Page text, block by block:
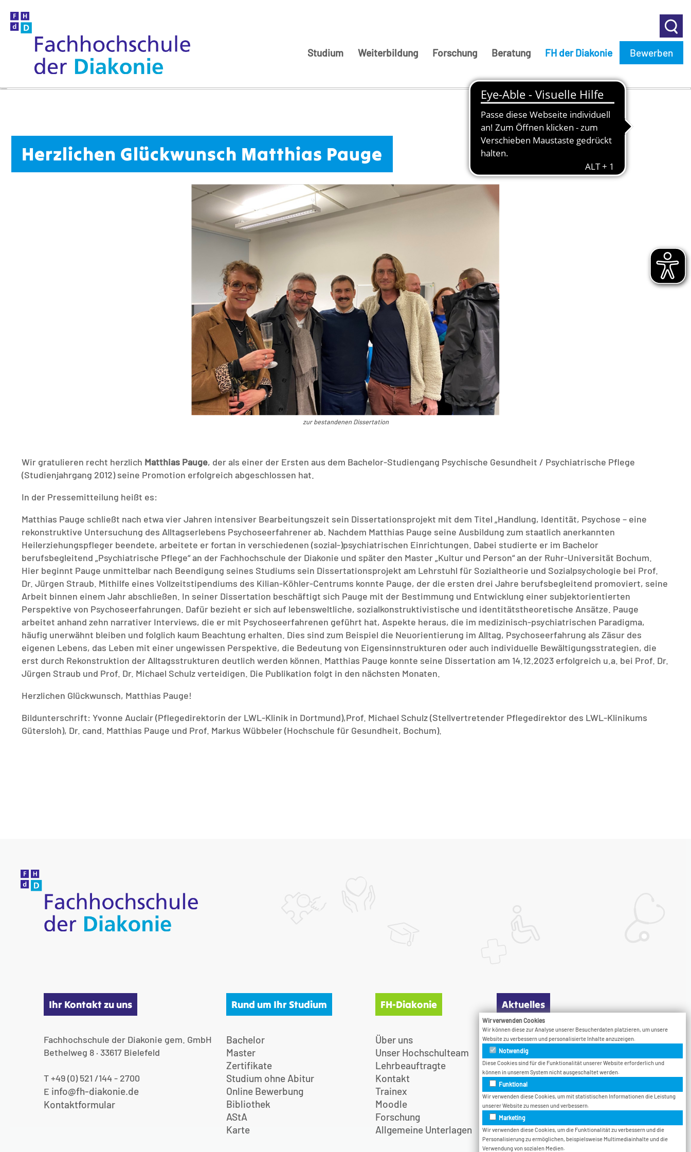
Studium Weiterbildung Forschung Beratung FH der Diakonie Bewerben
Herzlichen Glückwunsch Matthias Pauge
zur bestandenen Dissertation
Wir gratulieren recht herzlich Matthias Pauge, der als einer der Ersten aus dem Bachelor-Studiengang Psychische Gesundheit / Psychiatrische Pflege
(Studienjahrgang 2012) seine Promotion erfolgreich abgeschlossen hat.
In der Pressemitteilung heißt es:
Matthias Pauge schließt nach etwa vier Jahren intensiver Bearbeitungszeit sein Dissertationsprojekt mit dem Titel „Handlung, Identität, Psychose – eine
rekonstruktive Untersuchung des Alltagserlebens Psychoseerfahrener ab. Nachdem Matthias Pauge seine Ausbildung zum staatlich anerkannten
Heilerziehungspfleger beendete, arbeitete er fortan in verschiedenen (sozial-)psychiatrischen Einrichtungen. Dabei studierte er im Bachelor
berufsbegleitend „Psychiatrische Pflege“ an der Fachhochschule der Diakonie und später den Master „Kultur und Person“ an der Ruhr-Universität Bochum.
Hier beginnt Pauge unmittelbar nach Beendigung seines Studiums sein Dissertationsprojekt am Lehrstuhl für Sozialtheorie und Sozialpsychologie bei Prof.
Dr. Jürgen Straub. Mithilfe eines Vollzeitstipendiums des Kilian-Köhler-Centrums konnte Pauge, der die ersten drei Jahre berufsbegleitend promoviert, seine
Arbeit binnen einem Jahr abschließen. In seiner Dissertation beschäftigt sich Pauge mit der Bestimmung und Entwicklung einer subjektorientierten
Perspektive von Psychoseerfahrungen. Dafür bezieht er sich auf lebensweltliche, sozialkonstruktivistische und identitätstheoretische Ansätze. Pauge
arbeitet anhand zehn narrativer Interviews, die er mit Psychoseerfahrenen geführt hat, Aspekte heraus, die im medizinisch-psychiatrischen Paradigma,
häufig unerwähnt bleiben und folglich kaum Beachtung erhalten. Dies sind zum Beispiel die Neuorientierung im Alltag, Psychoseerfahrung als Zäsur des
eigenen Lebens, das Leben mit einer ungewissen Perspektive, die Bedeutung von Eigensinnstrukturen oder auch individuelle Bewältigungsstrategien, die
erst durch Rekonstruktion der Alltagsstrukturen deutlich werden können. Matthias Pauge konnte seine Dissertation am 14.12.2023 erfolgreich u.a. bei Prof. Dr.
Jürgen Straub und Prof. Dr. Michael Schulz verteidigen. Die Publikation folgt in den nächsten Monaten.
Herzlichen Glückwunsch, Matthias Pauge!
Bildunterschrift: Yvonne Auclair (Pflegedirektorin der LWL-Klinik in Dortmund),Prof. Michael Schulz (Stellvertretender Pflegedirektor des LWL-Klinikums
Gütersloh), Dr. cand. Matthias Pauge und Prof. Markus Wübbeler (Hochschule für Gesundheit, Bochum).
Ihr Kontakt zu uns
Fachhochschule der Diakonie gem. GmbH
Bethelweg 8 · 33617 Bielefeld
T +49 (0) 521 /144 - 2700
E info@fh-diakonie.de
Kontaktformular
Rund um Ihr Studium
Bachelor
Master
Zertifikate
Studium ohne Abitur
Online Bewerbung
Bibliothek
AStA
Karte
FH-Diakonie
Über uns
Unser Hochschulteam
Lehrbeauftragte
Kontakt
Trainex
Moodle
Forschung
Allgemeine Unterlagen
Aktuelles
Infotage
Vodcast
Veranstaltungen
Bethel.Jetzt
Wir verwenden Cookies
Wir können diese zur Analyse unserer Besucherdaten platzieren, um unsere
Website zu verbessern und personalisierte Inhalte anzuzeigen.
Notwendig
Diese Cookies sind für die Funktionalität unserer Website erforderlich und
können in unserem System nicht ausgeschaltet werden.
Funktional
Wir verwenden diese Cookies, um mit statistischen Informationen die Leistung
unserer Website zu messen und verbessern.
Marketing
Wir verwenden diese Cookies, um die Funktionalität zu verbessern und die
Personalisierung zu ermöglichen, beispielsweise Multimediainhalte und die
Verwendung von sozialen Medien.